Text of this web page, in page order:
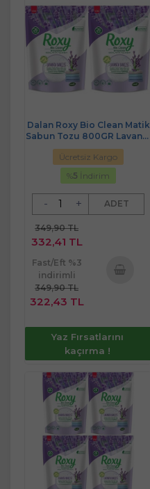
Dalan Roxy Bio Clean Matik
Sabun Tozu 800GR Lavanta
Bahçesi (2 Li Set) (52
Yıkama)
Ücretsiz Kargo
%5 İndirim
- + ADET
349,90 TL
332,41 TL
Fast/Eft %3
indirimli
349,90 TL
322,43 TL
Yaz Fırsatlarını
kaçırma !